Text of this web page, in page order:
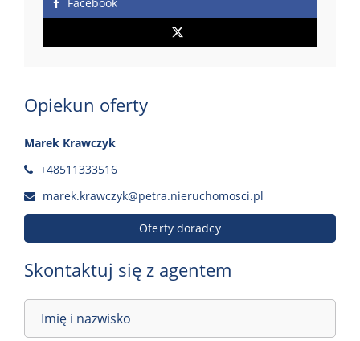
Opiekun oferty
Marek Krawczyk
+48511333516
marek.krawczyk@petra.nieruchomosci.pl
Oferty doradcy
Skontaktuj się z agentem